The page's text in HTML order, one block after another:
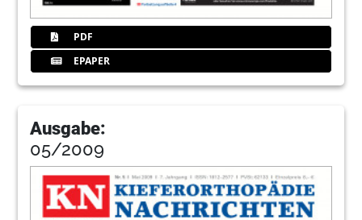
PDF
EPAPER
Ausgabe:
05/2009